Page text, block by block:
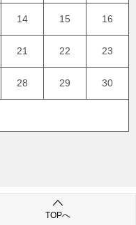
14 15 16
21 22 23
28 29 30
TOPへ